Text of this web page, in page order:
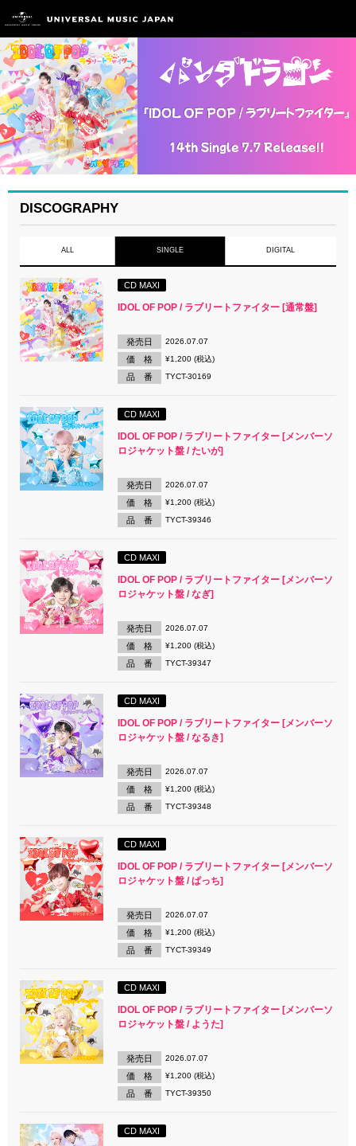
DISCOGRAPHY
ALL SINGLE DIGITAL
CD MAXI
IDOL OF POP / ラブリートファイター [通常盤]
発売日 2026.07.07
価 格 ¥1,200 (税込)
品 番 TYCT-30169
CD MAXI
IDOL OF POP / ラブリートファイター [メンバーソ
ロジャケット盤 / たいが]
発売日 2026.07.07
価 格 ¥1,200 (税込)
品 番 TYCT-39346
CD MAXI
IDOL OF POP / ラブリートファイター [メンバーソ
ロジャケット盤 / なぎ]
発売日 2026.07.07
価 格 ¥1,200 (税込)
品 番 TYCT-39347
CD MAXI
IDOL OF POP / ラブリートファイター [メンバーソ
ロジャケット盤 / なるき]
発売日 2026.07.07
価 格 ¥1,200 (税込)
品 番 TYCT-39348
CD MAXI
IDOL OF POP / ラブリートファイター [メンバーソ
ロジャケット盤 / ぱっち]
発売日 2026.07.07
価 格 ¥1,200 (税込)
品 番 TYCT-39349
CD MAXI
IDOL OF POP / ラブリートファイター [メンバーソ
ロジャケット盤 / ようた]
発売日 2026.07.07
価 格 ¥1,200 (税込)
品 番 TYCT-39350
CD MAXI